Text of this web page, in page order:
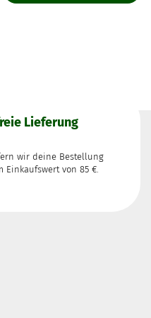
Lieferung
wir deine Bestellung
von 85 €.